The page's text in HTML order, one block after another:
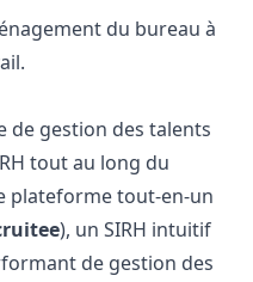
du bureau à
de gestion des talents
tout au long du
plateforme tout-en-un
), un SIRH intuitif
de gestion des